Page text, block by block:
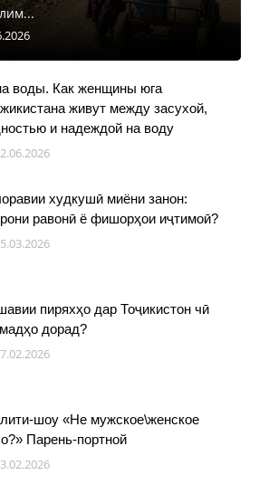
воды. Как женщины юга
живут между засухой,
и надеждой на воду
худкушӣ миёни занон:
равонӣ ё фишорҳои иҷтимоӣ?
пиряхҳо дар Тоҷикистон чӣ
дорад?
шоу «Не мужское\женское
Парень-портной